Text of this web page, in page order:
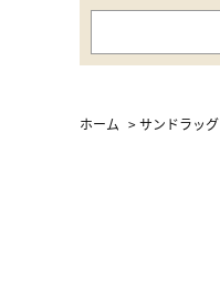
ホーム >サンドラッグ